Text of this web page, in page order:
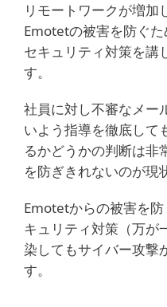
リモートワークが増加
Emotetの被害を防ぐ
セキュリティ対策を講
す。
社員に対し不審なメー
いよう指導を徹底して
るかどうかの判断は非
を防ぎきれないのが現
Emotetからの被害を
キュリティ対策（万が
染してもサイバー攻撃
す。